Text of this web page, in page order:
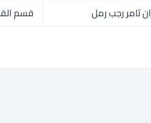
ثامر رجب رمل
قسم